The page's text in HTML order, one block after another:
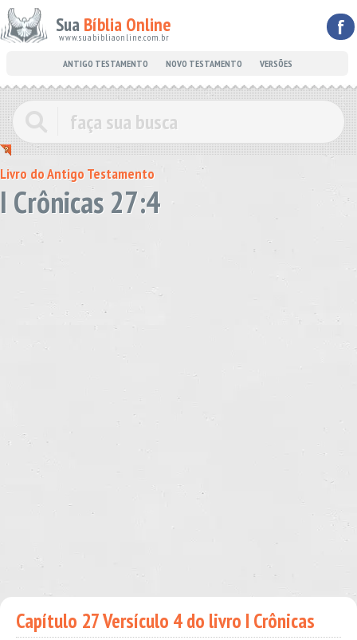
Sua Bíblia Online
www.suabibliaonline.com.br f
ANTIGO TESTAMENTO NOVO TESTAMENTO VERSÕES
Livro do Antigo Testamento
I Crônicas 27:4
Capítulo 27 Versículo 4 do livro I Crônicas